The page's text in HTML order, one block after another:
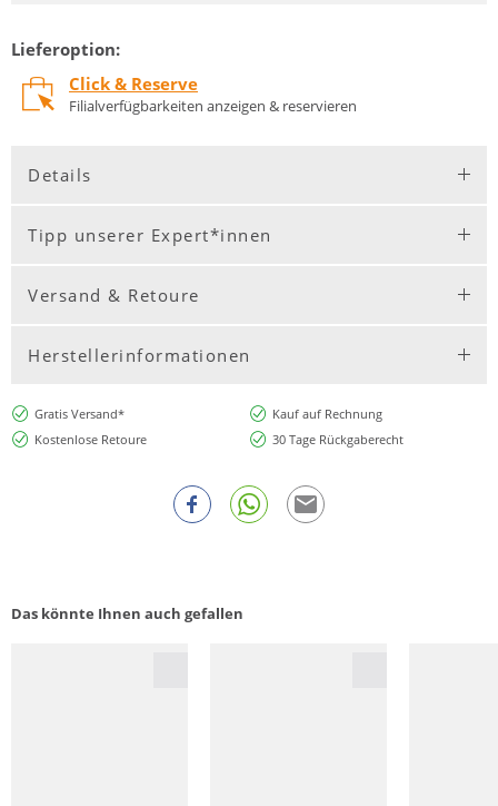
Lieferoption:
Click & Reserve
Filialverfügbarkeiten anzeigen & reservieren
Details
Tipp unserer Expert*innen
Versand & Retoure
Herstellerinformationen
Gratis Versand*
Kauf auf Rechnung
Kostenlose Retoure
30 Tage Rückgaberecht
Das könnte Ihnen auch gefallen